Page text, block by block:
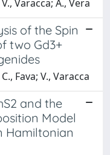
Varacca; A., Vera
of the Spin
two Gd3+
Fava; V., Varacca
and the
Model
Hamiltonian